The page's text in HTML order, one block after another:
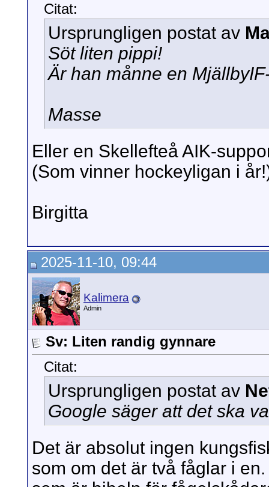
Citat:
Ursprungligen postat av
Söt liten pippi!
Är han månne en
Masse
Eller en Skellefteå AIK-
(Som vinner hockeyligan i
Birgitta
2025-11-10, 09:44
Kalimera
Admin
Sv: Liten randig gynnare
Citat:
Ursprungligen postat av
Google säger att det ska
Det är absolut ingen
som om det är två fåglar i